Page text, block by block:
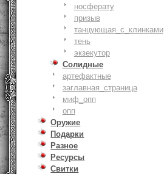
носферату
призыв
танцующая_с_клинками
тень
экзекутор
Солидные
артефактные
заглавная_страница
миф_опп
опп
Оружие
Подарки
Разное
Ресурсы
Свитки